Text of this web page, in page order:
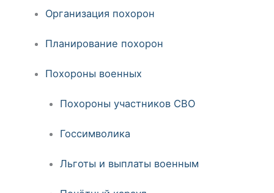
Организация похорон
Планирование похорон
Похороны военных
Похороны участников СВО
Госсимволика
Льготы и выплаты военным